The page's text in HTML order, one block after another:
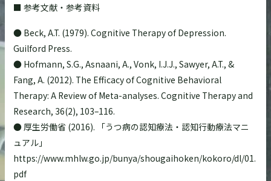
■ 参考文献・参考資料
● Beck, A.T. (1979). Cognitive Therapy of Depression.
Guilford Press.
● Hofmann, S.G., Asnaani, A., Vonk, I.J.J., Sawyer, A.T., &
Fang, A. (2012). The Efficacy of Cognitive Behavioral
Therapy: A Review of Meta-analyses. Cognitive Therapy and
Research, 36(2), 103–116.
● 厚生労働省 (2016). 「うつ病の認知療法・認知行動療法マニ
ュアル」
https://www.mhlw.go.jp/bunya/shougaihoken/kokoro/dl/01.
pdf